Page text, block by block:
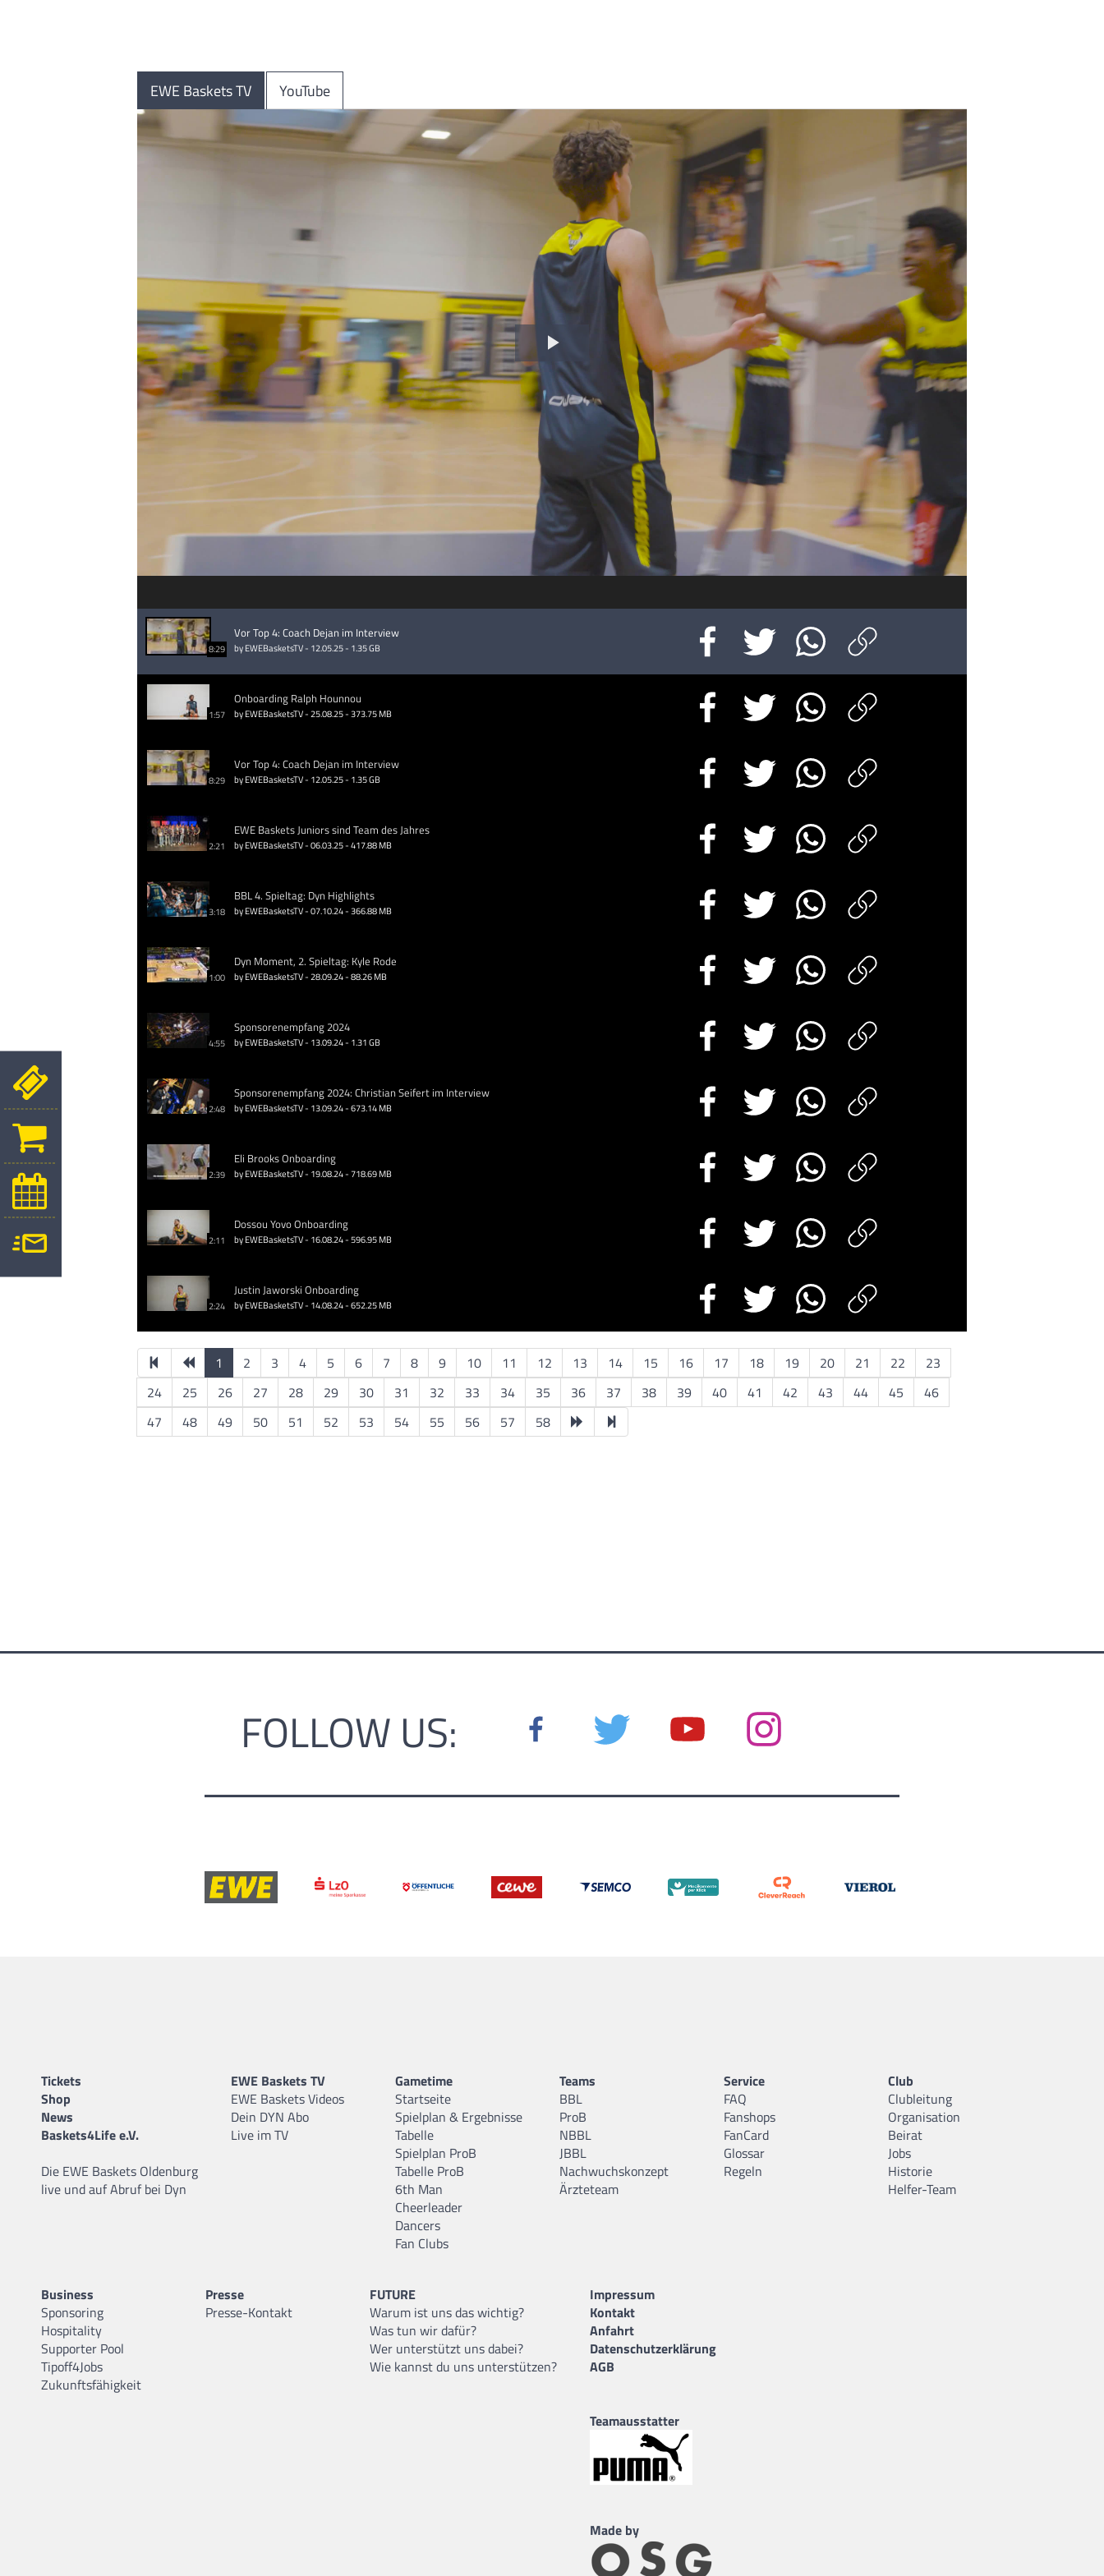
EWE Baskets TV YouTube
Video
abspielen
8:29
Vor Top 4: Coach Dejan im Interview
by EWEBasketsTV - 12.05.25 - 1.35 GB
1:57
Onboarding Ralph Hounnou
by EWEBasketsTV - 25.08.25 - 373.75 MB
8:29
Vor Top 4: Coach Dejan im Interview
by EWEBasketsTV - 12.05.25 - 1.35 GB
2:21
EWE Baskets Juniors sind Team des Jahres
by EWEBasketsTV - 06.03.25 - 417.88 MB
3:18
BBL 4. Spieltag: Dyn Highlights
by EWEBasketsTV - 07.10.24 - 366.88 MB
1:00
Dyn Moment, 2. Spieltag: Kyle Rode
by EWEBasketsTV - 28.09.24 - 88.26 MB
4:55
Sponsorenempfang 2024
by EWEBasketsTV - 13.09.24 - 1.31 GB
2:48
Sponsorenempfang 2024: Christian Seifert im Interview
by EWEBasketsTV - 13.09.24 - 673.14 MB
2:39
Eli Brooks Onboarding
by EWEBasketsTV - 19.08.24 - 718.69 MB
2:11
Dossou Yovo Onboarding
by EWEBasketsTV - 16.08.24 - 596.95 MB
2:24
Justin Jaworski Onboarding
by EWEBasketsTV - 14.08.24 - 652.25 MB
1 2 3 4 5 6 7 8 9 10 11 12 13 14 15 16 17 18 19 20 21 22
23
24
25 26 27 28 29 30 31 32 33 34 35 36 37 38 39 40 41 42 43 44 45
46
47
48 49 50 51 52 53 54 55 56 57 58
FOLLOW US:
Tickets
Shop
News
Baskets4Life e.V.
Die EWE Baskets Oldenburg
live und auf Abruf bei Dyn
EWE Baskets TV
EWE Baskets Videos
Dein DYN Abo
Live im TV
Gametime
Startseite
Spielplan & Ergebnisse
Tabelle
Spielplan ProB
Tabelle ProB
6th Man
Cheerleader
Dancers
Fan Clubs
Teams
BBL
ProB
NBBL
JBBL
Nachwuchskonzept
Ärzteteam
Service
FAQ
Fanshops
FanCard
Glossar
Regeln
Club
Clubleitung
Organisation
Beirat
Jobs
Historie
Helfer-Team
Business
Sponsoring
Hospitality
Supporter Pool
Tipoff4Jobs
Zukunftsfähigkeit
Presse
Presse-Kontakt
FUTURE
Warum ist uns das wichtig?
Was tun wir dafür?
Wer unterstützt uns dabei?
Wie kannst du uns unterstützen?
Impressum
Kontakt
Anfahrt
Datenschutzerklärung
AGB
Teamausstatter
Made by